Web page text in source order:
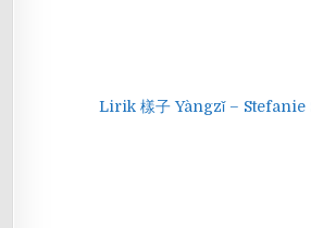
Lirik 樣子 Yàngzǐ – Stefanie